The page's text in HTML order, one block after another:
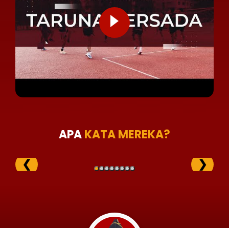
APAKATA MEREKA?
❮ ❯